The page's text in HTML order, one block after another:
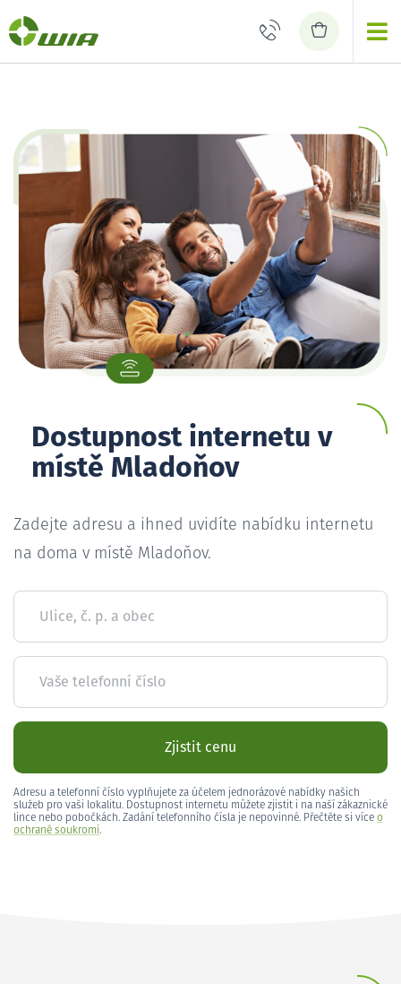
Dostupnost internetu v
místě Mladoňov
Zadejte adresu a ihned uvidíte nabídku internetu
na doma v místě Mladoňov.
Ulice, č. p. a obec
Vaše telefonní číslo
Zjistit cenu
Adresu a telefonní číslo vyplňujete za účelem jednorázové nabídky našich
služeb pro vaši lokalitu. Dostupnost internetu můžete zjistit i na naší zákaznické
lince nebo pobočkách. Zadání telefonního čísla je nepovinné. Přečtěte si více o
ochraně soukromí.